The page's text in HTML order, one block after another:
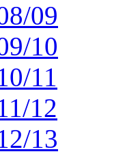
09
10
11
12
13